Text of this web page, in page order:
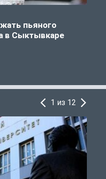
пьяного
в Сыктывкаре
1 из 12